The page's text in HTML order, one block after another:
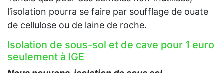
l’isolation pourra se faire par soufflage de ouate
de cellulose ou de laine de roche.
Isolation de sous-sol et de cave pour 1 euro
seulement à IGE